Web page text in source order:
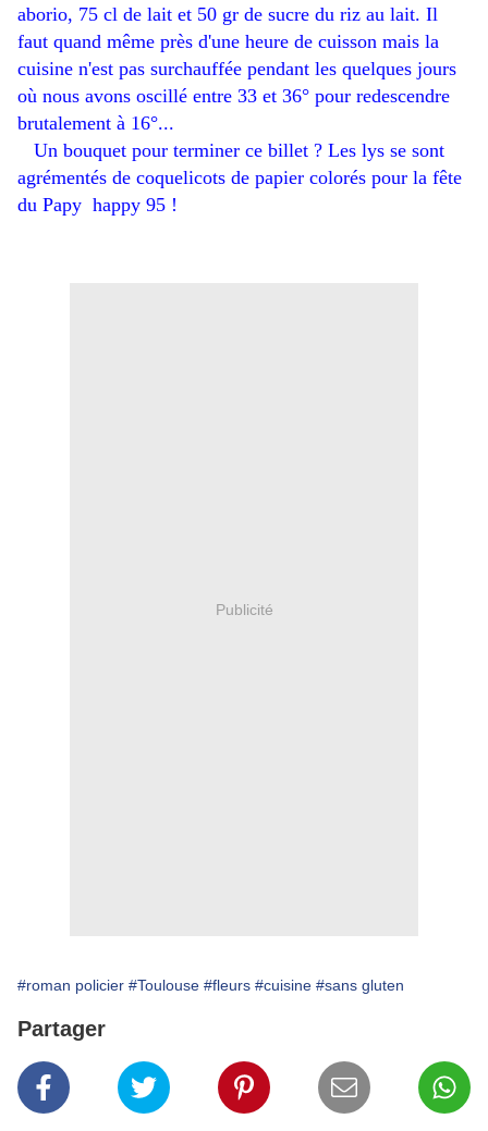
aborio, 75 cl de lait et 50 gr de sucre du riz au lait. Il
faut quand même près d'une heure de cuisson mais la
cuisine n'est pas surchauffée pendant les quelques jours
où nous avons oscillé entre 33 et 36° pour redescendre
brutalement à 16°...
Un bouquet pour terminer ce billet ? Les lys se sont
agrémentés de coquelicots de papier colorés pour la fête
du Papy happy 95 !
Publicité
#roman policier #Toulouse #fleurs #cuisine #sans gluten
Partager